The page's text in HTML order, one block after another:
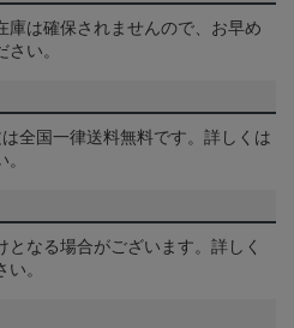
庫は確保されませんので、お早め
い。
全国一律送料無料です。詳しくは
なる場合がございます。詳しく
。